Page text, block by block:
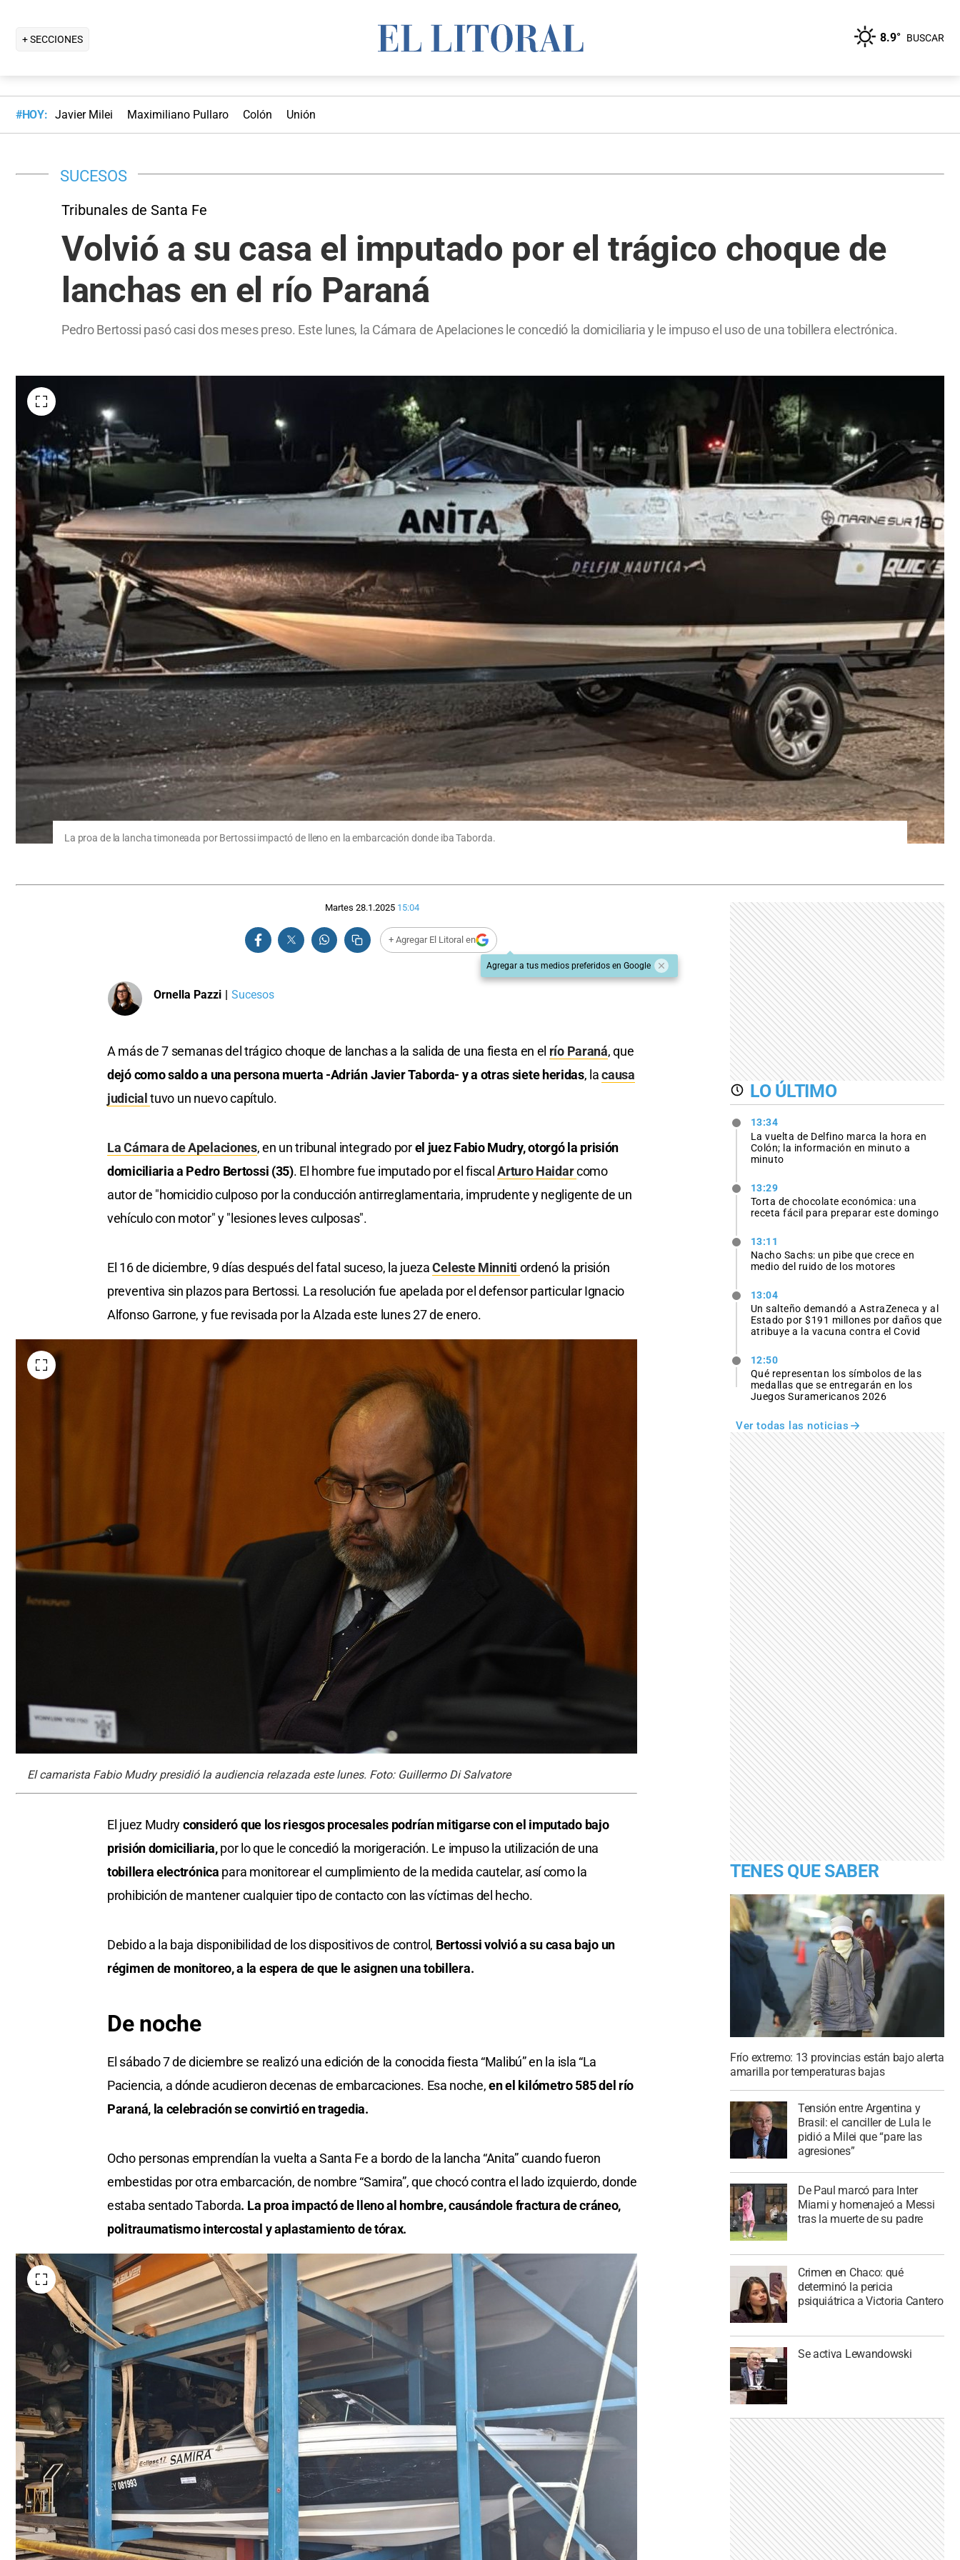
+ SECCIONES 8.9° BUSCAR
#HOY: Javier Milei Maximiliano Pullaro Colón Unión
SUCESOS
Tribunales de Santa Fe
Volvió a su casa el imputado por el trágico choque de
lanchas en el río Paraná
Pedro Bertossi pasó casi dos meses preso. Este lunes, la Cámara de Apelaciones le concedió la domiciliaria y le impuso el uso de una tobillera electrónica.
La proa de la lancha timoneada por Bertossi impactó de lleno en la embarcación donde iba Taborda.
Martes 28.1.2025 15:04
+ Agregar El Litoral en
Agregar a tus medios preferidos en Google
Ornella Pazzi | Sucesos
A más de 7 semanas del trágico choque de lanchas a la salida de una fiesta en el río Paraná, que
dejó como saldo a una persona muerta -Adrián Javier Taborda- y a otras siete heridas, lacausa
judicialtuvo un nuevo capítulo.
La Cámara de Apelaciones, en un tribunal integrado porel juez Fabio Mudry, otorgó la prisión
domiciliaria a Pedro Bertossi (35). El hombre fue imputado por el fiscalArturo Haidarcomo
autor de "homicidio culposo por la conducción antirreglamentaria, imprudente y negligente de un
vehículo con motor" y "lesiones leves culposas".
El 16 de diciembre, 9 días después del fatal suceso, la juezaCeleste Minniti ordenó la prisión
preventiva sin plazos para Bertossi. La resolución fue apelada por el defensor particular Ignacio
Alfonso Garrone, y fue revisada por la Alzada este lunes 27 de enero.
El camarista Fabio Mudry presidió la audiencia relazada este lunes. Foto: Guillermo Di Salvatore
El juez Mudryconsideró que los riesgos procesales podrían mitigarse con el imputado bajo
prisión domiciliaria,por lo que le concedió la morigeración. Le impuso la utilización de una
tobillera electrónica para monitorear el cumplimiento de la medida cautelar, así como la
prohibición de mantener cualquier tipo de contacto con las víctimas del hecho.
Debido a la baja disponibilidad de los dispositivos de control, Bertossi volvió a su casa bajo un
régimen de monitoreo, a la espera de que le asignen una tobillera.
De noche
El sábado 7 de diciembre se realizó una edición de la conocida fiesta “Malibú” en la isla “La
Paciencia, a dónde acudieron decenas de embarcaciones. Esa noche,en el kilómetro 585 del río
Paraná, la celebración se convirtió en tragedia.
Ocho personas emprendían la vuelta a Santa Fe a bordo de la lancha “Anita” cuando fueron
embestidas por otra embarcación, de nombre “Samira”, que chocó contra el lado izquierdo, donde
estaba sentado Taborda. La proa impactó de lleno al hombre, causándole fractura de cráneo,
politraumatismo intercostal y aplastamiento de tórax.
LO ÚLTIMO
13:34
La vuelta de Delfino marca la hora en
Colón; la información en minuto a
minuto
13:29
Torta de chocolate económica: una
receta fácil para preparar este domingo
13:11
Nacho Sachs: un pibe que crece en
medio del ruido de los motores
13:04
Un salteño demandó a AstraZeneca y al
Estado por $191 millones por daños que
atribuye a la vacuna contra el Covid
12:50
Qué representan los símbolos de las
medallas que se entregarán en los
Juegos Suramericanos 2026
Ver todas las noticias
TENES QUE SABER
Frío extremo: 13 provincias están bajo alerta
amarilla por temperaturas bajas
Tensión entre Argentina y
Brasil: el canciller de Lula le
pidió a Milei que “pare las
agresiones”
De Paul marcó para Inter
Miami y homenajeó a Messi
tras la muerte de su padre
Crimen en Chaco: qué
determinó la pericia
psiquiátrica a Victoria Cantero
Se activa Lewandowski